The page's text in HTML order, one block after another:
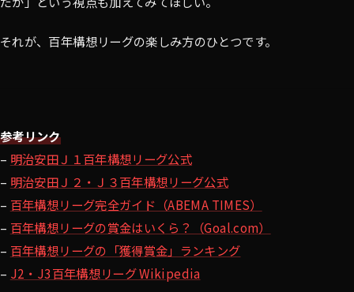
それが、百年構想リーグの楽しみ方のひとつです。
参考リンク
– 明治安田Ｊ１百年構想リーグ公式
– 明治安田Ｊ２・Ｊ３百年構想リーグ公式
– 百年構想リーグ完全ガイド（ABEMA TIMES）
– 百年構想リーグの賞金はいくら？（Goal.com）
– 百年構想リーグの「獲得賞金」ランキング
– J2・J3百年構想リーグ Wikipedia